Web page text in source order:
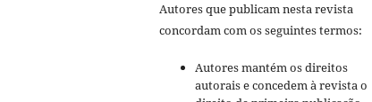
Autores que publicam nesta revista
concordam com os seguintes termos:
Autores mantém os direitos
autorais e concedem à revista o